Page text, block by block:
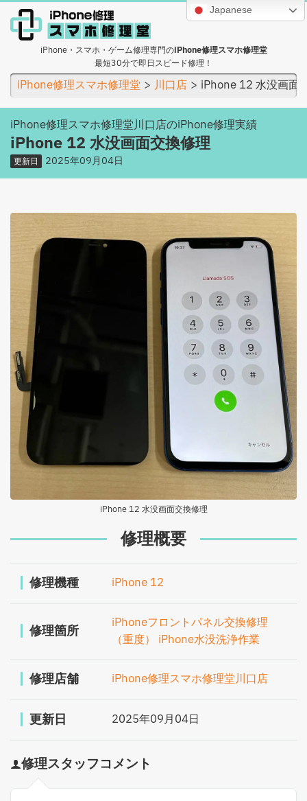
Japanese
iPhone・スマホ・ゲーム修理専門のiPhone修理スマホ修理堂
最短30分で即日スピード修理！
iPhone修理スマホ修理堂 川口店 iPhone 12 水没画面
iPhone修理スマホ修理堂川口店のiPhone修理実績
iPhone 12 水没画面交換修理
更新日 2025年09月04日
iPhone 12 水没画面交換修理
修理概要
修理機種 iPhone 12
修理箇所
iPhoneフロントパネル交換修理
（重度）
iPhone水没洗浄作業
修理店舗 iPhone修理スマホ修理堂川口店
更新日 2025年09月04日
修理スタッフコメント